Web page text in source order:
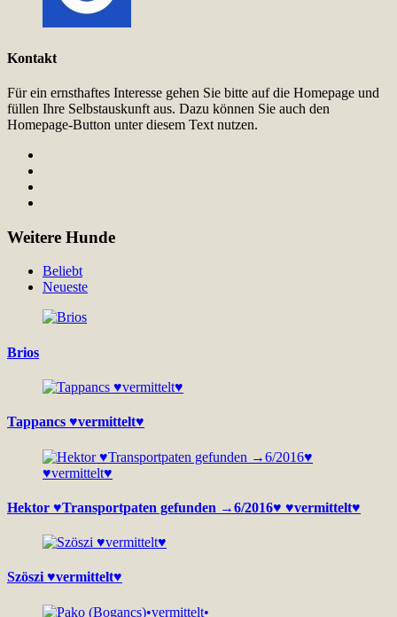
Kontakt
Für ein ernsthaftes Interesse gehen Sie bitte auf die Homepage und
füllen Ihre Selbstauskunft aus. Dazu können Sie auch den
Homepage-Button unter diesem Text nutzen.
Weitere Hunde
Beliebt
Neueste
Brios
Tappancs ♥vermittelt♥
Hektor ♥Transportpaten gefunden →6/2016♥ ♥vermittelt♥
Szöszi ♥vermittelt♥